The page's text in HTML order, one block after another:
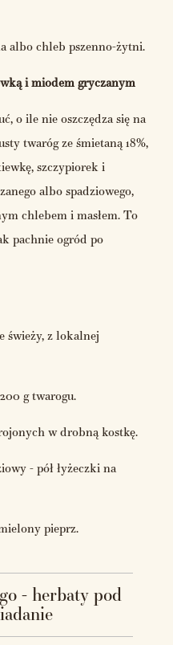
albo chleb pszenno-żytni.
i miodem gryczanym
o ile nie oszczędza się na
twaróg ze śmietaną 18%,
szczypiorek i
albo spadziowego,
chlebem i masłem. To
pachnie ogród po
świeży, z lokalnej
g twarogu.
w drobną kostkę.
- pół łyżeczki na
pieprz.
- herbaty pod